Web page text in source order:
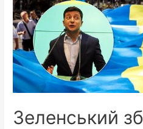
Зеленський